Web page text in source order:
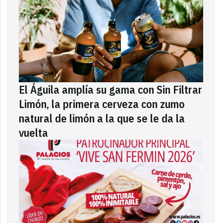
El Águila amplía su gama con Sin Filtrar
Limón, la primera cerveza con zumo
natural de limón a la que se le da la
vuelta